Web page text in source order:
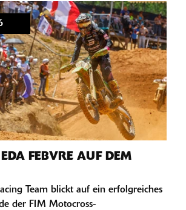
FEBVRE AUF DEM
Team blickt auf ein erfolgreiches
der FIM Motocross-